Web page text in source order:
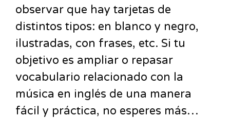
observar que hay tarjetas de
distintos tipos: en blanco y negro,
ilustradas, con frases, etc. Si tu
objetivo es ampliar o repasar
vocabulario relacionado con la
música en inglés de una manera
fácil y práctica, no esperes más…